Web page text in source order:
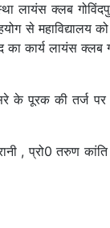
लायंस क्लब
से
कार्य लायंस क्लब
के पूरक की तर्ज
, प्रो0 तरुण